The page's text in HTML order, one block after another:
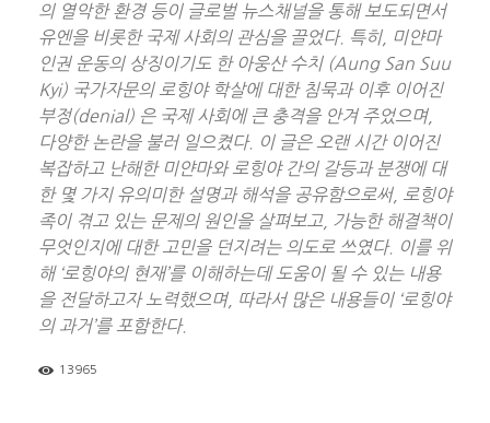
의 열악한 환경 등이 글로벌 뉴스채널을 통해 보도되면서
유엔을 비롯한 국제 사회의 관심을 끌었다. 특히, 미얀마
인권 운동의 상징이기도 한 아웅산 수치 (Aung San Suu
Kyi) 국가자문의 로힝야 학살에 대한 침묵과 이후 이어진
부정(denial) 은 국제 사회에 큰 충격을 안겨 주었으며,
다양한 논란을 불러 일으켰다. 이 글은 오랜 시간 이어진
복잡하고 난해한 미얀마와 로힝야 간의 갈등과 분쟁에 대
한 몇 가지 유의미한 설명과 해석을 공유함으로써, 로힝야
족이 겪고 있는 문제의 원인을 살펴보고, 가능한 해결책이
무엇인지에 대한 고민을 던지려는 의도로 쓰였다. 이를 위
해 ‘로힝야의 현재’를 이해하는데 도움이 될 수 있는 내용
을 전달하고자 노력했으며, 따라서 많은 내용들이 ‘로힝야
의 과거’를 포함한다.
13965